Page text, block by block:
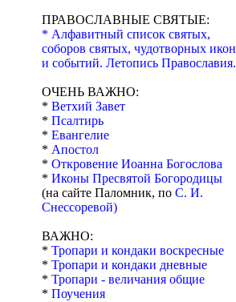
ПРАВОСЛАВНЫЕ СВЯТЫЕ:
* Алфавитный список святых,
соборов святых, чудотворных икон
и событий. Летопись Православия.
ОЧЕНЬ ВАЖНО:
* Ветхий Завет
* Псалтирь
* Евангелие
* Апостол
* Откровение Иоанна Богослова
* Иконы Пресвятой Богородицы
(на сайте Паломник, по С. И.
Снессоревой)
ВАЖНО:
* Тропари и кондаки воскресные
* Тропари и кондаки дневные
* Тропари - величания общие
* Поучения